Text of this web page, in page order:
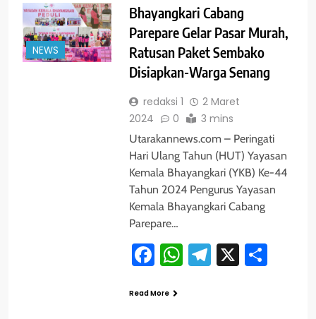
NEWS
Bhayangkari Cabang
Parepare Gelar Pasar Murah,
Ratusan Paket Sembako
Disiapkan-Warga Senang
redaksi 1
2 Maret
2024
0 3 mins
Utarakannews.com – Peringati
Hari Ulang Tahun (HUT) Yayasan
Kemala Bhayangkari (YKB) Ke-44
Tahun 2024 Pengurus Yayasan
Kemala Bhayangkari Cabang
Parepare…
Facebook
WhatsApp
Telegram
X
Read More